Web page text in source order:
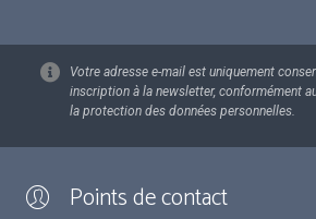
Votre adresse e-mail est uniquement
inscription à la newsletter, conformément
la protection des données personnelles.
Points de contact